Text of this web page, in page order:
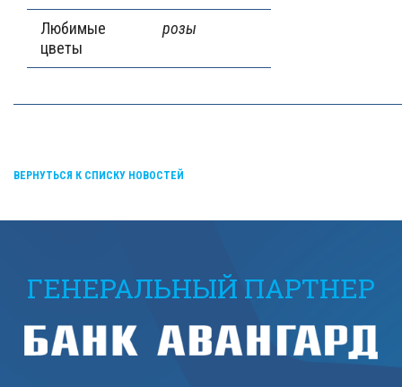
Любимые
цветы
розы
ВЕРНУТЬСЯ К СПИСКУ НОВОСТЕЙ
ГЕНЕРАЛЬНЫЙ ПАРТНЕР